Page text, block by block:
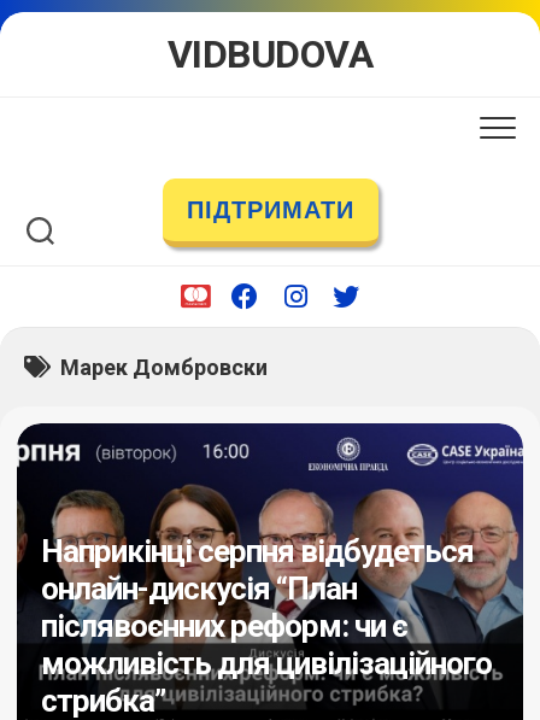
Skip
VIDBUDOVA
ПІДТРИМАТИ
Марек Домбровски
Наприкінці серпня відбудеться
онлайн-дискусія “План
післявоєнних реформ: чи є
можливість для цивілізаційного
стрибка”